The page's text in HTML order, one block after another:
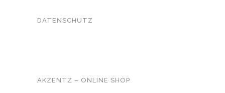
DATENSCHUTZ
AKZENTZ – ONLINE SHOP